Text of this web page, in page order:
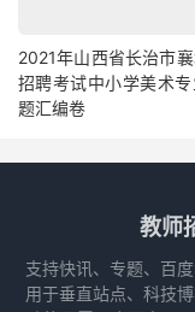
2021年山西省长治市
招聘考试中小学美术
题汇编卷
教师
支持快讯、专题、百
用于垂直站点、科技